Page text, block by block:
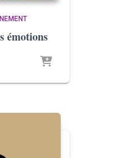
émotions